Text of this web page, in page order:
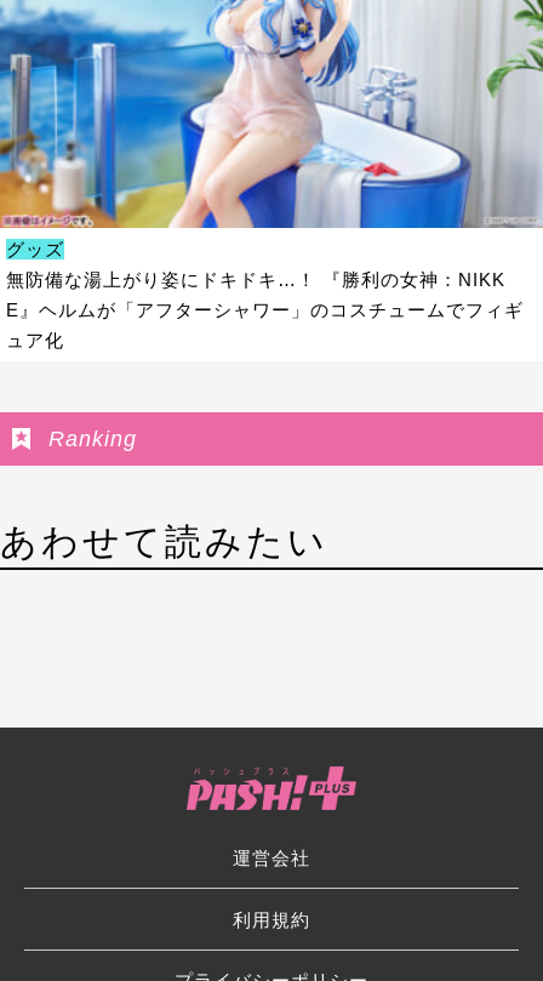
グッズ
無防備な湯上がり姿にドキドキ…！ 『勝利の女神：NIKK
E』ヘルムが「アフターシャワー」のコスチュームでフィギ
ュア化
Ranking
あわせて読みたい
運営会社
利用規約